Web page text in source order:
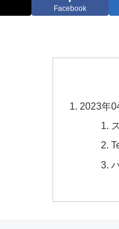
Facebook
2023年